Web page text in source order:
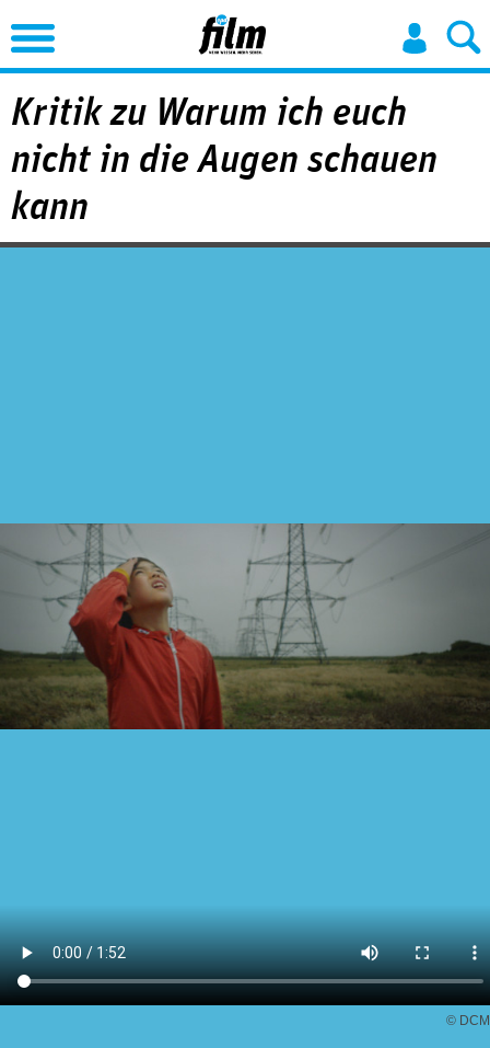
Jump to Navigation
Kritik zu Warum ich euch
nicht in die Augen schauen
kann
© DCM